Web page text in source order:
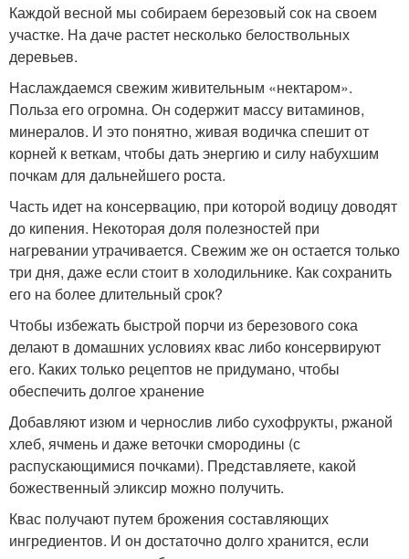
Каждой весной мы собираем березовый сок на своем
участке. На даче растет несколько белоствольных
деревьев.
Наслаждаемся свежим живительным «нектаром».
Польза его огромна. Он содержит массу витаминов,
минералов. И это понятно, живая водичка спешит от
корней к веткам, чтобы дать энергию и силу набухшим
почкам для дальнейшего роста.
Часть идет на консервацию, при которой водицу доводят
до кипения. Некоторая доля полезностей при
нагревании утрачивается. Свежим же он остается только
три дня, даже если стоит в холодильнике. Как сохранить
его на более длительный срок?
Чтобы избежать быстрой порчи из березового сока
делают в домашних условиях квас либо консервируют
его. Каких только рецептов не придумано, чтобы
обеспечить долгое хранение
Добавляют изюм и чернослив либо сухофрукты, ржаной
хлеб, ячмень и даже веточки смородины (с
распускающимися почками). Представляете, какой
божественный эликсир можно получить.
Квас получают путем брожения составляющих
ингредиентов. И он достаточно долго хранится, если